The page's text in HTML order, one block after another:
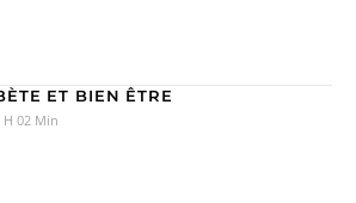
ET BIEN ÊTRE
H 02 Min